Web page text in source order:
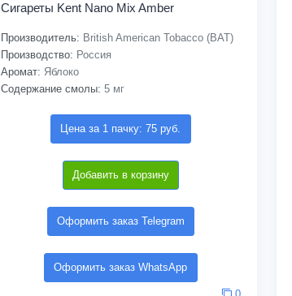
Сигареты Kent Nano Mix Amber
Производитель: British American Tobacco (BAT)
Производство: Россия
Аромат: Яблоко
Содержание смолы: 5 мг
Цена за 1 пачку: 75 руб.
Добавить в корзину
Оформить заказ Telegram
Оформить заказ WhatsApp